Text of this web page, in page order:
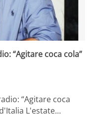
“Agitare coca cola”
“Agitare coca
L'estate…